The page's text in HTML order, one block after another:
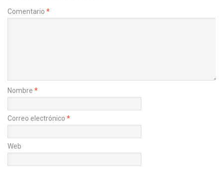
Comentario *
Nombre *
Correo electrónico *
Web